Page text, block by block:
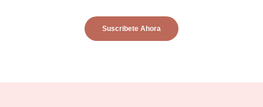
Suscribete Ahora